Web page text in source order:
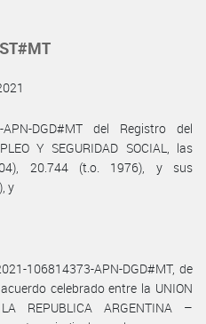
DGD#MT del Registro del
Y SEGURIDAD SOCIAL, las
20.744 (t.o. 1976), y sus
y
106814373-APN-DGD#MT, de
celebrado entre la UNION
REPUBLICA ARGENTINA –